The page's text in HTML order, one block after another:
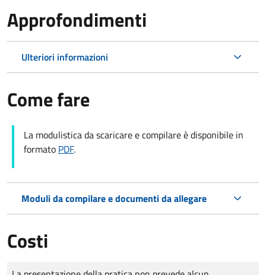
Approfondimenti
Ulteriori informazioni
Come fare
La modulistica da scaricare e compilare è disponibile in
formato PDF.
Moduli da compilare e documenti da allegare
Costi
Tipo di pagamento
Importo